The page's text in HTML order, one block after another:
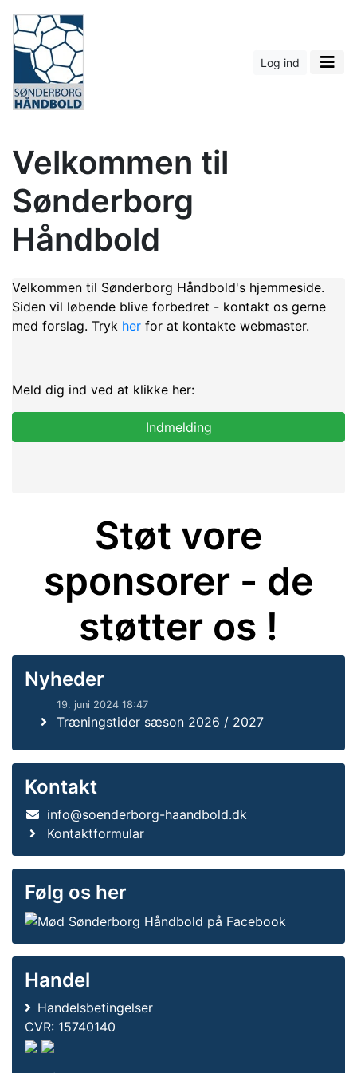
Log ind
Velkommen til
Sønderborg
Håndbold
Velkommen til Sønderborg Håndbold's hjemmeside.
Siden vil løbende blive forbedret - kontakt os gerne
med forslag. Tryk her for at kontakte webmaster.
Meld dig ind ved at klikke her:
Indmelding
Støt vore
sponsorer - de
støtter os !
Nyheder
19. juni 2024 18:47
Træningstider sæson 2026 / 2027
Kontakt
info@soenderborg-haandbold.dk
Kontaktformular
Følg os her
Handel
Handelsbetingelser
CVR: 15740140